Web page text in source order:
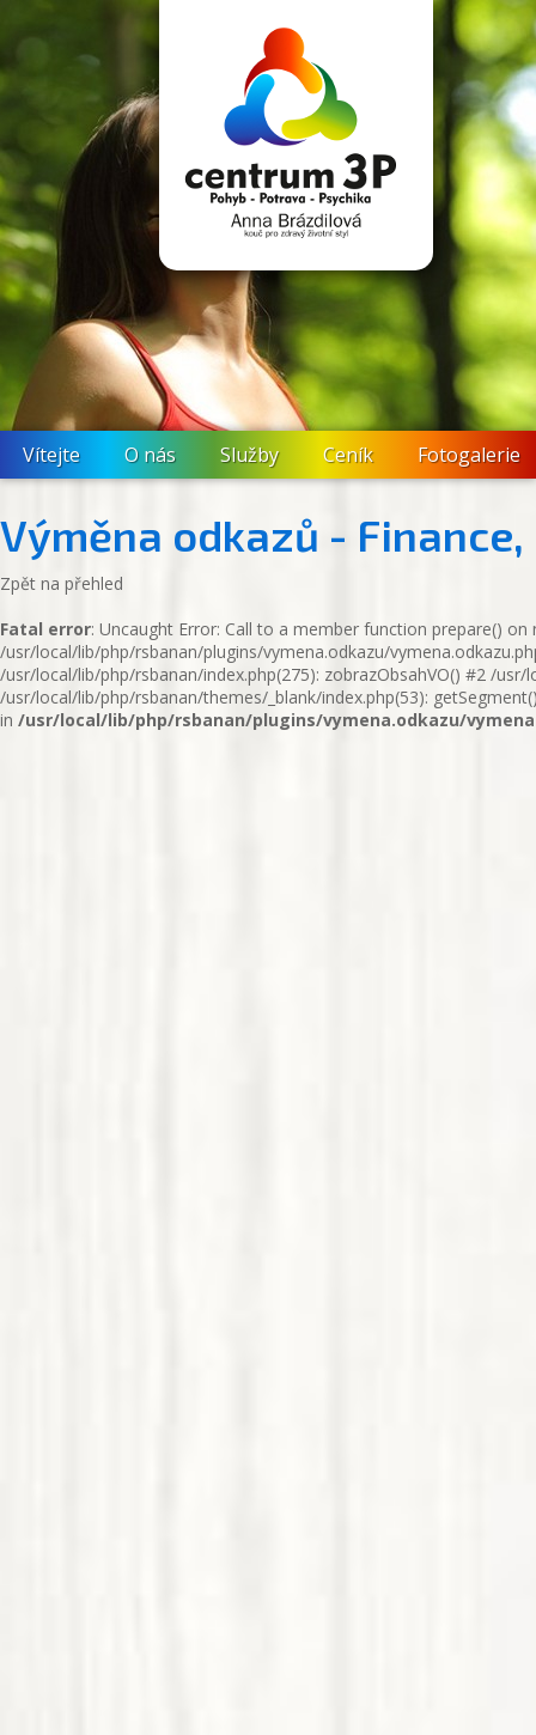
Vítejte O nás Služby Ceník Fotogalerie
Výměna odkazů -
Zpět na přehled
Fatal error: Uncaught Error: Call to a member function prepare() on
/usr/local/lib/php/rsbanan/plugins/vymena.odkazu/
/usr/local/lib/php/rsbanan/index.php(275): zobrazObsahVO() #2 /
/usr/local/lib/php/rsbanan/themes/_blank/index.php(53):
in /usr/local/lib/php/rsbanan/plugins/vymena.odkazu/